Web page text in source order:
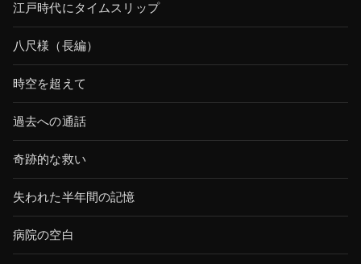
江戸時代にタイムスリップ
八尺様（長編）
時空を超えて
過去への通話
奇跡的な救い
失われた半年間の記憶
病院の空白